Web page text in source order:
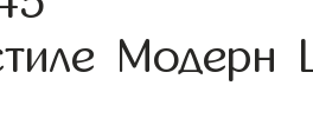
Модерн